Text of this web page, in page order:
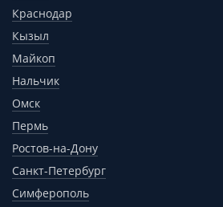
Краснодар
Кызыл
Майкоп
Нальчик
Омск
Пермь
Ростов-на-Дону
Санкт-Петербург
Симферополь